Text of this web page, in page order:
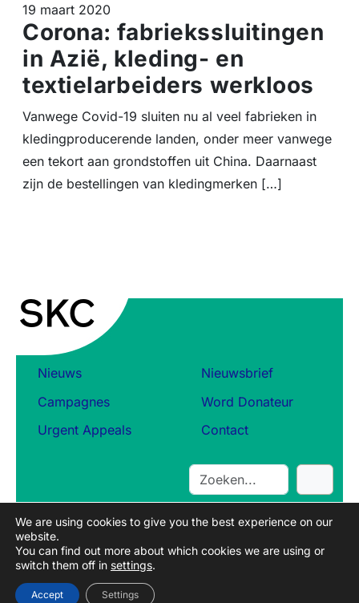
19 maart 2020
Corona: fabriekssluitingen
in Azië, kleding- en
textielarbeiders werkloos
Vanwege Covid-19 sluiten nu al veel fabrieken in
kledingproducerende landen, onder meer vanwege
een tekort aan grondstoffen uit China. Daarnaast
zijn de bestellingen van kledingmerken […]
Nieuws
Campagnes
Urgent Appeals
Nieuwsbrief
Word Donateur
Contact
S
e
r
c
We are using cookies to give you the best experience on our
website.
You can find out more about which cookies we are using or
switch them off in settings.
Accept Settings